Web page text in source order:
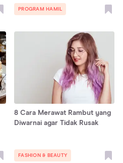
PROGRAM HAMIL
8 Cara Merawat Rambut yang
Diwarnai agar Tidak Rusak
FASHION & BEAUTY